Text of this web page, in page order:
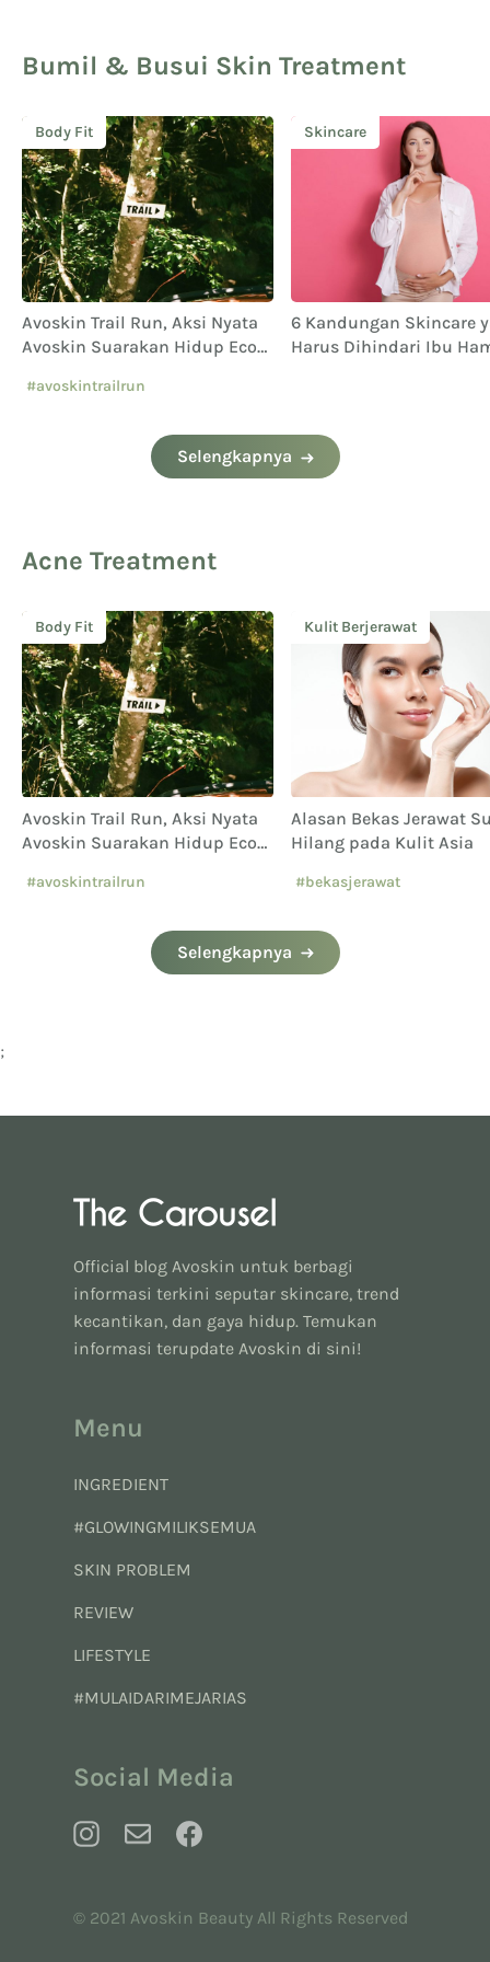
Bumil & Busui Skin Treatment
Body Fit
Avoskin Trail Run, Aksi Nyata
Avoskin Suarakan Hidup Eco
#avoskintrailrun
Skincare
6 Kandungan Skincare
Harus Dihindari Ibu
Selengkapnya
Acne Treatment
Body Fit
Avoskin Trail Run, Aksi Nyata
Avoskin Suarakan Hidup Eco
#avoskintrailrun
Kulit Berjerawat
Alasan Bekas Jerawat
Hilang pada Kulit Asia
#bekasjerawat
Selengkapnya
;
Official blog Avoskin untuk berbagi
informasi terkini seputar skincare, trend
kecantikan, dan gaya hidup. Temukan
informasi terupdate Avoskin di sini!
Menu
INGREDIENT
#GLOWINGMILIKSEMUA
SKIN PROBLEM
REVIEW
LIFESTYLE
#MULAIDARIMEJARIAS
Social Media
© 2021 Avoskin Beauty All Rights Reserved